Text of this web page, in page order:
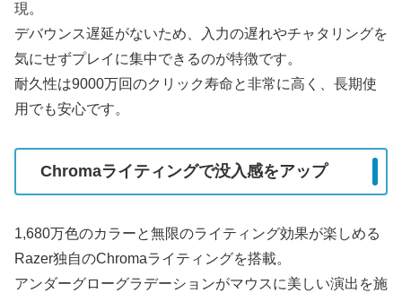
現。
デバウンス遅延がないため、入力の遅れやチャタリングを
気にせずプレイに集中できるのが特徴です。
耐久性は9000万回のクリック寿命と非常に高く、長期使
用でも安心です。
Chromaライティングで没入感をアップ
1,680万色のカラーと無限のライティング効果が楽しめる
Razer独自のChromaライティングを搭載。
アンダーグローグラデーションがマウスに美しい演出を施